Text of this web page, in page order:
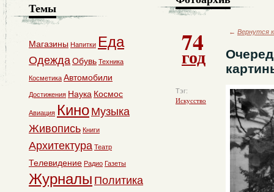
74
год
Тэг:
Искусство
← Вернутся
Темы
Магазины Напитки Еда
ОдеждаОбувь Техника
Косметика Автомобили
Достижения Наука Космос
Авиация Кино Музыка
Живопись Книги
Архитектура Театр
Телевидение Радио Газеты
Журналы Политика